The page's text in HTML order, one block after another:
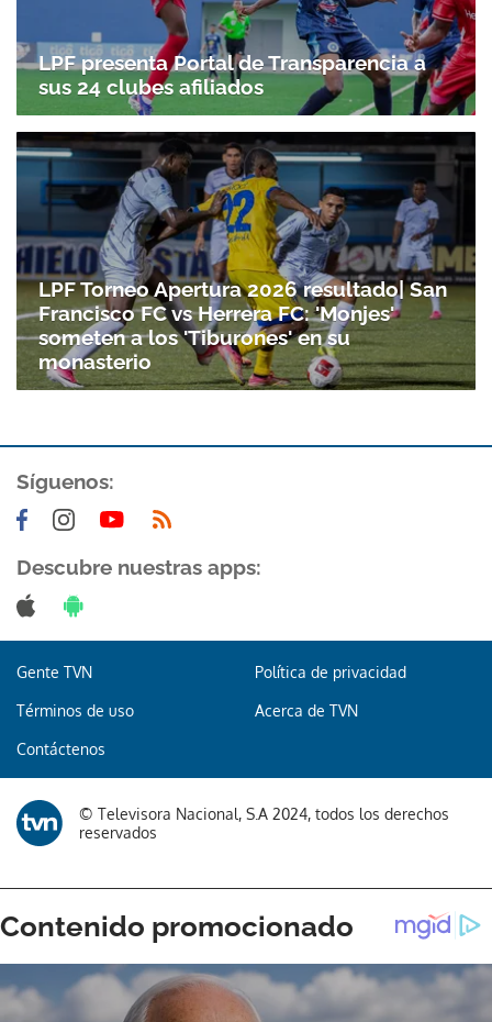
LPF presenta Portal de Transparencia a
sus 24 clubes afiliados
LPF Torneo Apertura 2026 resultado| San
Francisco FC vs Herrera FC: 'Monjes'
someten a los 'Tiburones' en su
monasterio
Síguenos:
Descubre nuestras apps:
Gente TVN Política de privacidad
Términos de uso Acerca de TVN
Contáctenos
© Televisora Nacional, S.A 2024, todos los derechos
reservados